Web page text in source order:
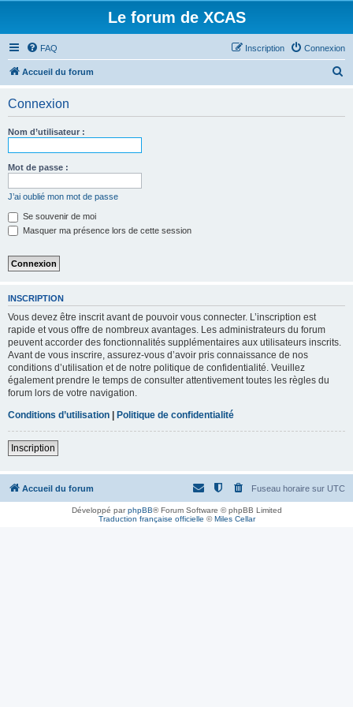
Le forum de XCAS
FAQ Connexion
Inscription
Accueil du forum
Connexion
Nom d’utilisateur :
Mot de passe :
J’ai oublié mon mot de passe
Se souvenir de moi
Masquer ma présence lors de cette session
INSCRIPTION
Vous devez être inscrit avant de pouvoir vous connecter. L’inscription est
rapide et vous offre de nombreux avantages. Les administrateurs du forum
peuvent accorder des fonctionnalités supplémentaires aux utilisateurs inscrits.
Avant de vous inscrire, assurez-vous d’avoir pris connaissance de nos
conditions d’utilisation et de notre politique de confidentialité. Veuillez
également prendre le temps de consulter attentivement toutes les règles du
forum lors de votre navigation.
Conditions d’utilisation | Politique de confidentialité
Inscription
Accueil du forum Fuseau horaire sur UTC
Développé parphpBB® Forum Software © phpBB Limited
Traduction française officielle ©Miles Cellar